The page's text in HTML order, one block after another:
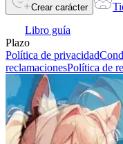
Crear carácter
Libro guía
Plazo
Política de privacidad
reclamacionesPolítica de